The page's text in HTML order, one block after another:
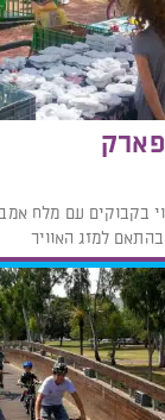
בקבוקים עם מלח
למזג האוויר